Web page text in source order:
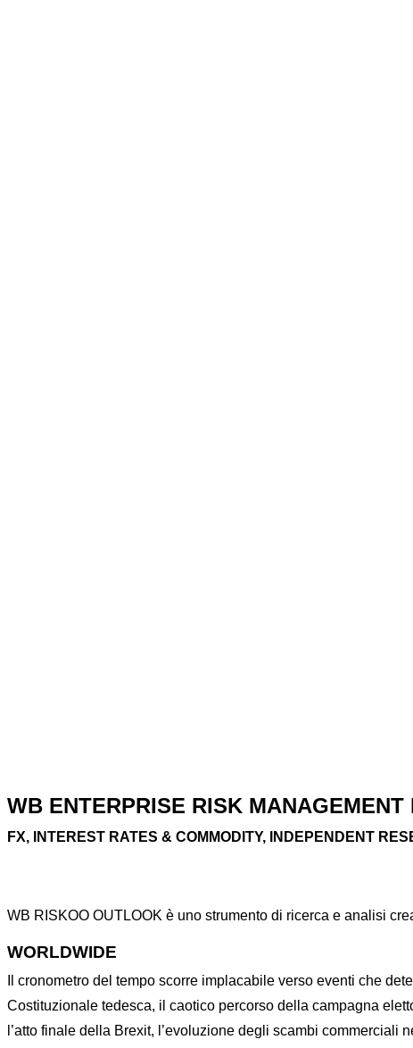
WB ENTERPRISE RISK MANAGEMENT
FX, INTEREST RATES & COMMODITY, INDEPENDENT
WB RISKOO OUTLOOK è uno strumento di ricerca e analisi
WORLDWIDE
Il cronometro del tempo scorre implacabile verso eventi che
Costituzionale tedesca, il caotico percorso della campagna
l’atto finale della Brexit, l’evoluzione degli scambi commerciali